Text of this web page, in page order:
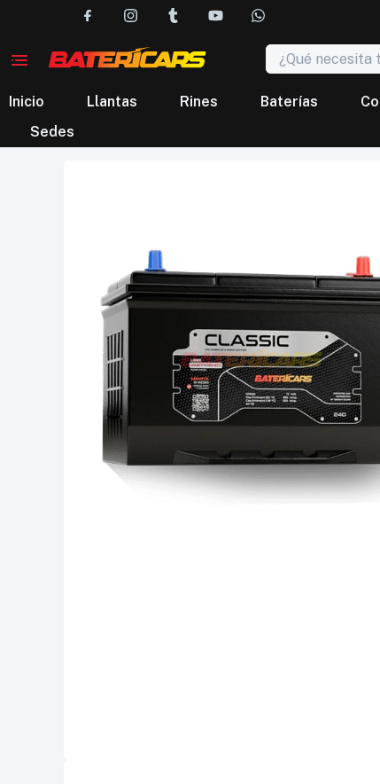
Inicio Llantas Rines Baterías
Sedes